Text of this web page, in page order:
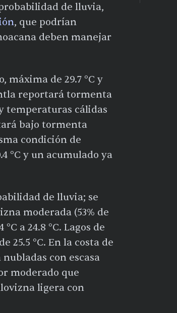
de lluvia,
, que podrían
deben manejar
de 29.7 °C y
reportará tormenta
temperaturas cálidas
bajo tormenta
condición de
°C y un acumulado ya
de lluvia; se
moderada (53% de
a 24.8 °C. Lagos de
25.5 °C. En la costa de
con escasa
moderado que
ligera con